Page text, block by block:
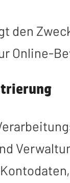
den
Online-